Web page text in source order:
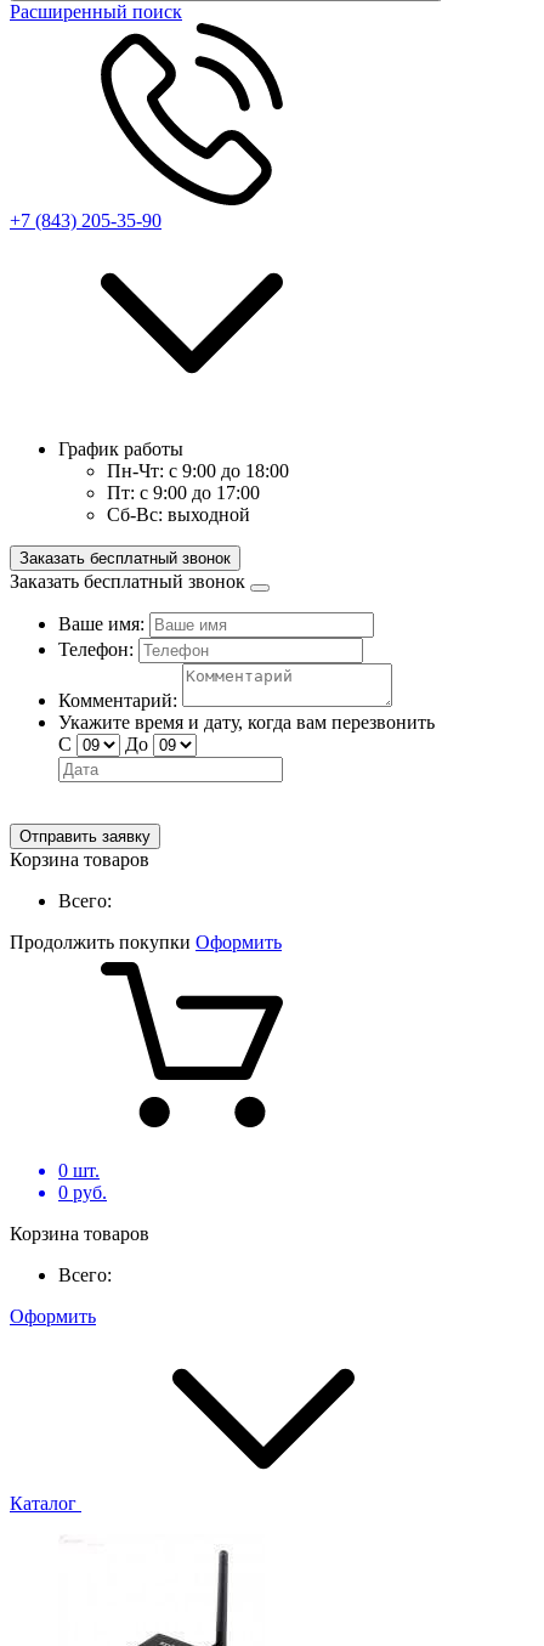
Расширенный поиск
+7 (843) 205-35-90
График работы
Пн-Чт: с 9:00 до 18:00
Пт: с 9:00 до 17:00
Сб-Вс: выходной
Заказать бесплатный звонок
Заказать бесплатный звонок
Ваше имя:
Телефон:
Комментарий:
Укажите время и дату, когда вам перезвонить
С
До
Отправить заявку
Корзина товаров
Всего:
Продолжить покупки Оформить
0 шт.
0 руб.
Корзина товаров
Всего:
Оформить
Каталог